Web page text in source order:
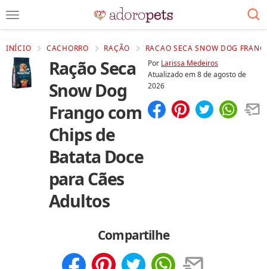
INÍCIO CACHORRO RAÇÃO RACAO SECA SNOW DOG
Ração Seca
Snow Dog
Frango com
Chips de
Batata Doce
para Cães
Adultos
Por Larissa Medeiros
Atualizado em8 de agosto de
2026
Compartilhe